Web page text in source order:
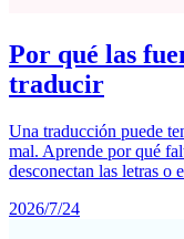
Por qué las
traducir
Una traducción puede
mal. Aprende por qué
desconectan las letras o
2026/7/24